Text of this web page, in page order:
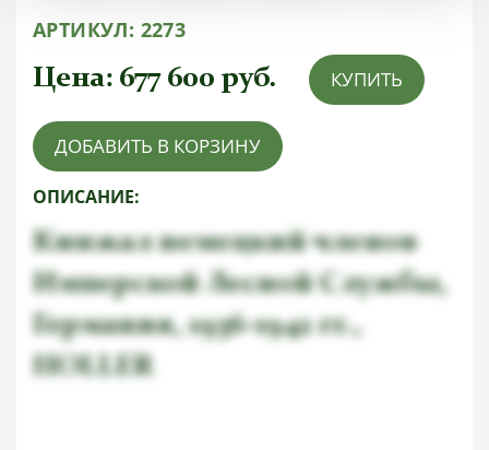
АРТИКУЛ: 2273
Цена: 677 600 руб. КУПИТЬ
ДОБАВИТЬ В КОРЗИНУ
ОПИСАНИЕ:
Кинжал немецкий членов
Имперской Лесной Службы,
Германия, 1936-1942 гг.,
HOLLER